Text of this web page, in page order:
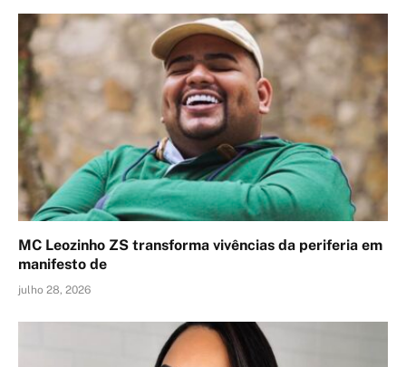
MC Leozinho ZS transforma vivências da periferia em
manifesto de
julho 28, 2026